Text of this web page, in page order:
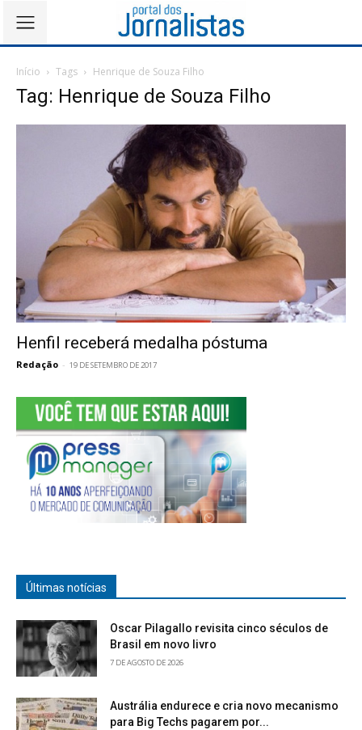
Início Tags Henrique de Souza Filho
Tag: Henrique de Souza Filho
Henfil receberá medalha póstuma
Redação - 19 DE SETEMBRO DE 2017
Últimas notícias
Oscar Pilagallo revisita cinco séculos de
Brasil em novo livro
7 DE AGOSTO DE 2026
Austrália endurece e cria novo mecanismo
para Big Techs pagarem por...